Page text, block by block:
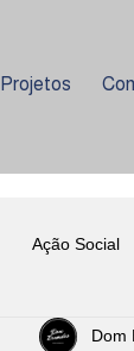
Ação Social
Dom